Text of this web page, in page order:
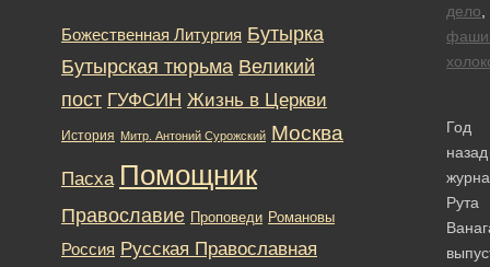
дело
Год
назад
Рута
Божественная Литургия Бутырка
Бутырская тюрьма Великий
пост ГУФСИН Жизнь в Церкви
История Митр. Антоний Сурожский Москва
Пасха Помощник
Православие Проповеди Романовы
Россия Русская Православная